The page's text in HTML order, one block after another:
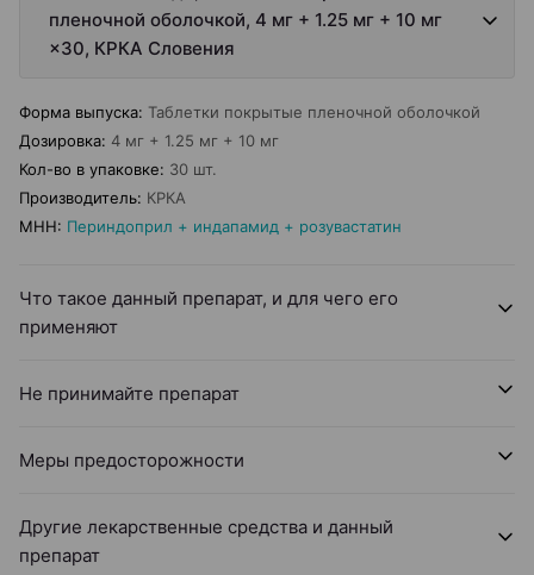
пленочной оболочкой, 4 мг + 1.25 мг + 10 мг
×30, КРКА Словения
Форма выпуска: Таблетки покрытые пленочной оболочкой
Дозировка: 4 мг + 1.25 мг + 10 мг
Кол-во в упаковке: 30 шт.
Производитель: КРКА
МНН: Периндоприл + индапамид + розувастатин
Что такое данный препарат, и для чего его
применяют
Не принимайте препарат
Меры предосторожности
Другие лекарственные средства и данный
препарат